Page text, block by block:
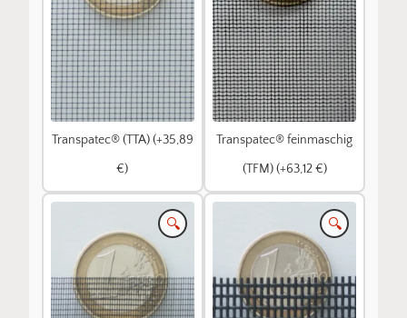
Transpatec® (TTA) (+35,89
€)
Transpatec® feinmaschig
(TFM) (+63,12 €)
🔍 🔍